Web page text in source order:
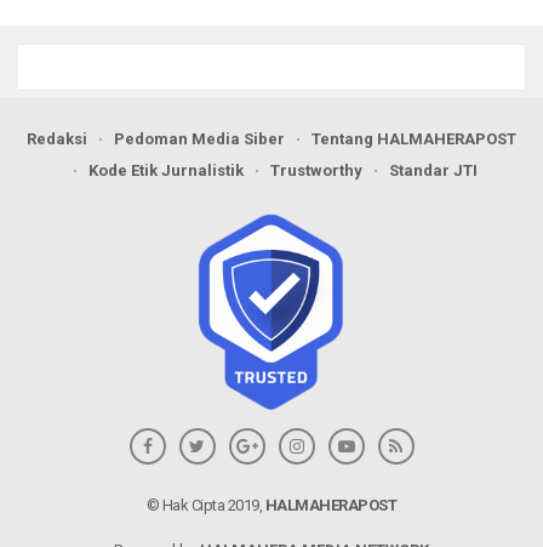
Redaksi Pedoman Media Siber
Tentang HALMAHERAPOST
Kode Etik Jurnalistik
Trustworthy Standar JTI
© Hak Cipta 2019, HALMAHERAPOST